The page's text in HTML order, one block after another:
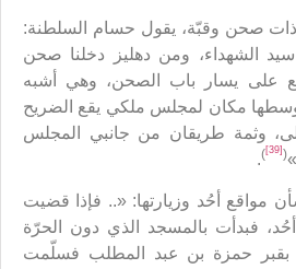
صحن وقبّة، يقول حسام السلطنة:
سيد الشهداء، ومن دهليز دخلنا صحن
تقع على يسار باب الصحن، وهي أشبه
وسطها مكان لمجلس ملكي يقع الضريح
وثمة طريقان من جانبي المجلس
(
[39]
)
.
مواقع أحُد وزيارتها: «.. فإذا قضيت
فبدأت بالمسجد الذي دون الحرّة
حمزة بن عبد المطلب فسلّمت